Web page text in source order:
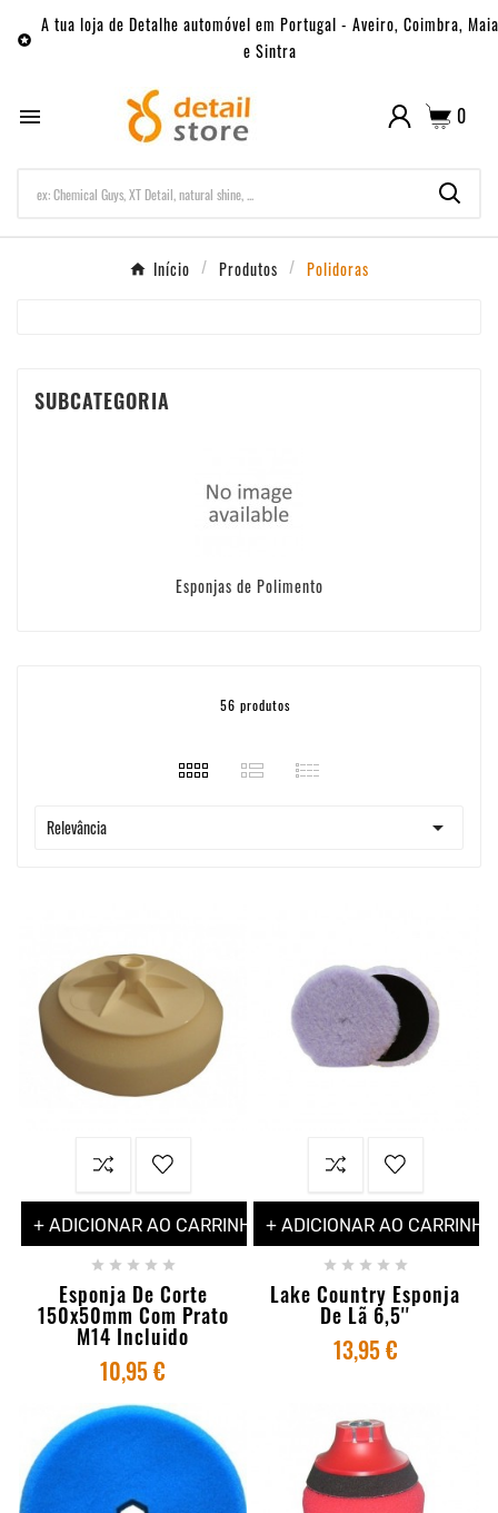

A tua loja de Detalhe automóvel em Portugal - Aveiro, Coimbra, Maia
e Sintra
 0
Início Produtos Polidoras
SUBCATEGORIA
Esponjas de Polimento
56 produtos
Relevância 
+ ADICIONAR AO CARRINHO
    
Esponja De Corte
150x50mm Com Prato
M14 Incluido
10,95 €
+ ADICIONAR AO CARRINHO
    
Lake Country Esponja
De Lã 6,5''
13,95 €